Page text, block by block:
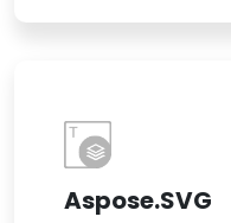
Aspose.SVG